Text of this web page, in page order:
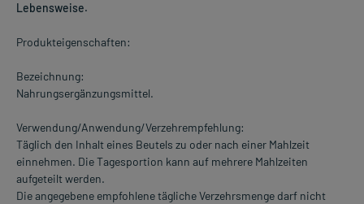
Lebensweise.
Produkteigenschaften:
Bezeichnung:
Nahrungsergänzungsmittel.
Verwendung/Anwendung/Verzehrempfehlung:
Täglich den Inhalt eines Beutels zu oder nach einer Mahlzeit
einnehmen. Die Tagesportion kann auf mehrere Mahlzeiten
aufgeteilt werden.
Die angegebene empfohlene tägliche Verzehrsmenge darf nicht